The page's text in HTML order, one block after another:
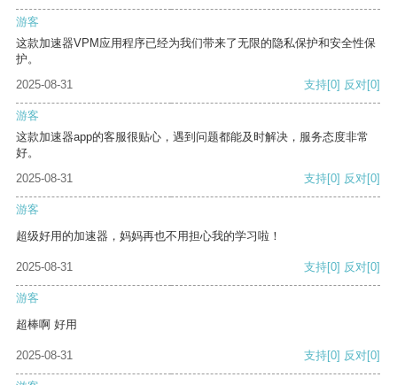
游客
这款加速器VPM应用程序已经为我们带来了无限的隐私保护和安全性保
护。
2025-08-31
支持[0] 反对[0]
游客
这款加速器app的客服很贴心，遇到问题都能及时解决，服务态度非常
好。
2025-08-31
支持[0] 反对[0]
游客
超级好用的加速器，妈妈再也不用担心我的学习啦！
2025-08-31 支持[0] 反对[0]
游客
超棒啊 好用
2025-08-31 支持[0] 反对[0]